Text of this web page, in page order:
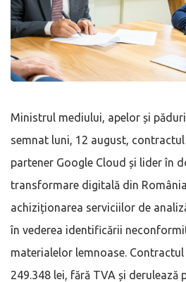
Ministrul mediului, apelor și
semnat luni, 12 august,
partener Google Cloud și lider în
transformare digitală din
achiziționarea serviciilor de
în vederea identificării
materialelor lemnoase.
249.348 lei, fără TVA și derulează